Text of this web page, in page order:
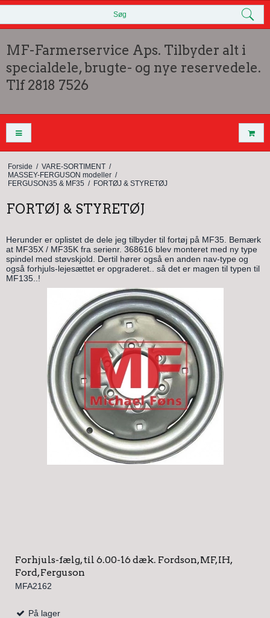
Søg
MF-Farmerservice Aps. Tilbyder alt i
specialdele, brugte- og nye reservedele.
Tlf 2818 7526
Forside / VARE-SORTIMENT /
MASSEY-FERGUSON modeller /
FERGUSON35 & MF35 / FORTØJ & STYRETØJ
FORTØJ & STYRETØJ
Herunder er oplistet de dele jeg tilbyder til fortøj på MF35. Bemærk
at MF35X / MF35K fra serienr. 368616 blev monteret med ny type
spindel med støvskjold. Dertil hører også en anden nav-type og
også forhjuls-lejesættet er opgraderet.. så det er magen til typen til
MF135..!
Forhjuls-fælg, til 6.00-16 dæk. Fordson, MF, IH,
Ford, Ferguson
MFA2162
På lager